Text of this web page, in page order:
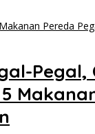
Pegal,